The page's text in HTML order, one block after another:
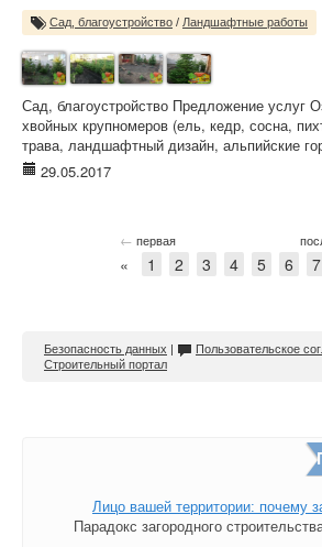
Сад, благоустройство / Ландшафтные работы
Сад, благоустройство Предложение услуг
хвойных крупномеров (ель, кедр, сосна,
трава, ландшафтный дизайн, альпийские
29.05.2017
← первая
« 1 2 3 4 5 6 7
Безопасность данных | Пользовательское
Строительный портал
Лицо вашей территории: почему
Парадокс загородного